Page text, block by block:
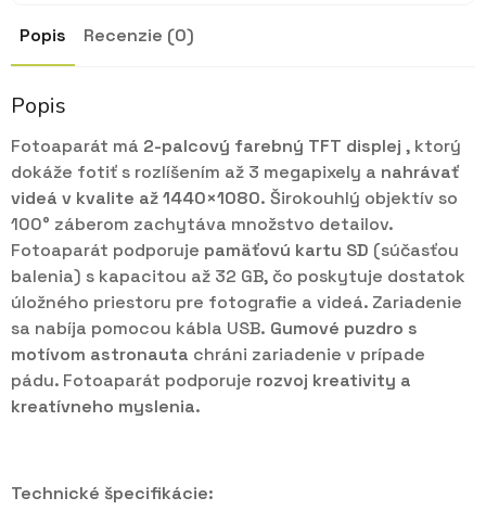
Popis Recenzie (0)
Popis
Fotoaparát má 2-palcový farebný TFT displej , ktorý
dokáže fotiť s rozlíšením až 3 megapixely a nahrávať
videá v kvalite až 1440×1080. Širokouhlý objektív so
100° záberom zachytáva množstvo detailov.
Fotoaparát podporuje pamäťovú kartu SD (súčasťou
balenia) s kapacitou až 32 GB, čo poskytuje dostatok
úložného priestoru pre fotografie a videá. Zariadenie
sa nabíja pomocou kábla USB. Gumové puzdro s
motívom astronauta chráni zariadenie v prípade
pádu. Fotoaparát podporuje rozvoj kreativity a
kreatívneho myslenia.
Technické špecifikácie: